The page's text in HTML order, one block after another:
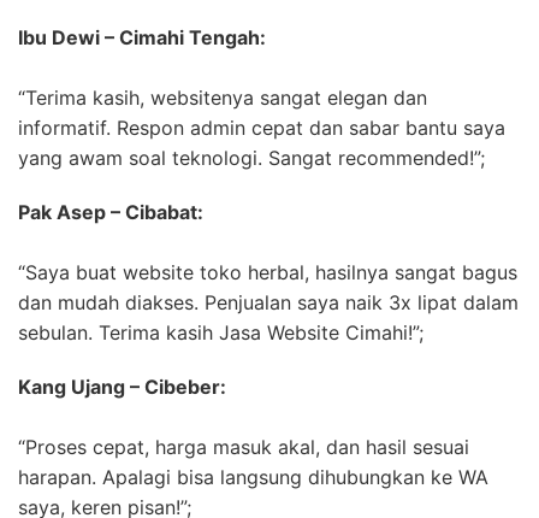
Ibu Dewi – Cimahi Tengah:
“Terima kasih, websitenya sangat elegan dan
informatif. Respon admin cepat dan sabar bantu saya
yang awam soal teknologi. Sangat recommended!”;
Pak Asep – Cibabat:
“Saya buat website toko herbal, hasilnya sangat bagus
dan mudah diakses. Penjualan saya naik 3x lipat dalam
sebulan. Terima kasih Jasa Website Cimahi!”;
Kang Ujang – Cibeber:
“Proses cepat, harga masuk akal, dan hasil sesuai
harapan. Apalagi bisa langsung dihubungkan ke WA
saya, keren pisan!”;